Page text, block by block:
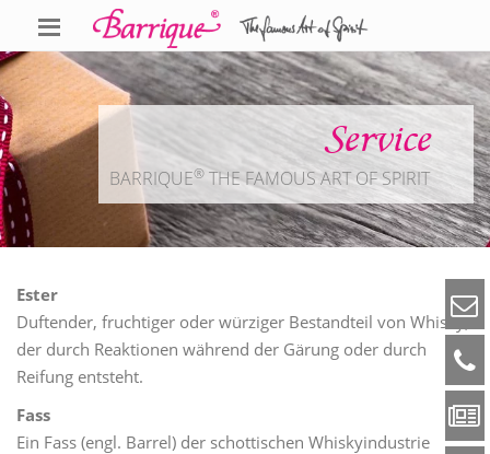
Service
BARRIQUE® THE FAMOUS ART OF SPIRIT
Ester
Duftender, fruchtiger oder würziger Bestandteil von Whisky,
der durch Reaktionen während der Gärung oder durch
Reifung entsteht.
Fass
Ein Fass (engl. Barrel) der schottischen Whiskyindustrie